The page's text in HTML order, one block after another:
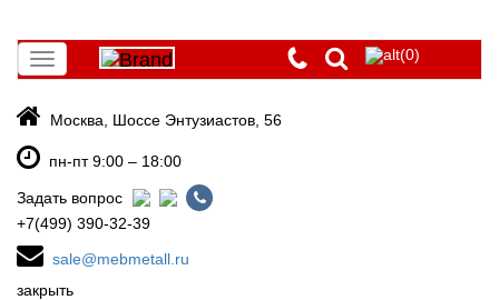
Toggle
navigation
(0)
Москва, Шоссе Энтузиастов, 56
пн-пт 9:00 – 18:00
Задать вопрос
+7(499) 390-32-39
sale@mebmetall.ru
закрыть